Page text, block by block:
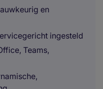
en
ingesteld
Teams,